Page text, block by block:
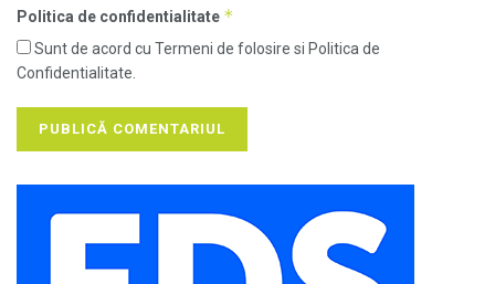
Politica de confidentialitate *
Sunt de acord cu Termeni de folosire si Politica de
Confidentialitate.